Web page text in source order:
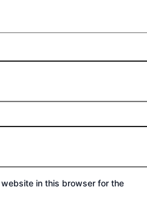
in this browser for the